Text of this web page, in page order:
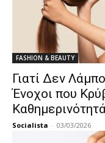
FASHION & BEAUTY
Γιατί Δεν
Ένοχοι που
Socialista - 03/03/2026